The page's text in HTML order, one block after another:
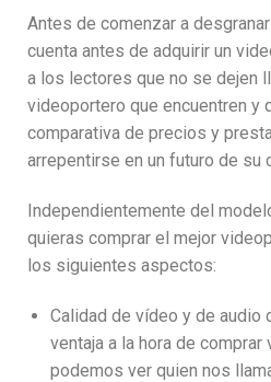
Antes de comenzar a
cuenta antes de adquirir un
a los lectores que no se dejen
videoportero que encuentren y
comparativa de precios y
arrepentirse en un futuro de su
Independientemente del
quieras comprar el mejor
los siguientes aspectos:
Calidad de vídeo y de audio
ventaja a la hora de
podemos ver quien nos